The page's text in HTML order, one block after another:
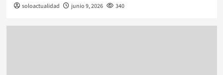
soloactualidad junio 9, 2026 340